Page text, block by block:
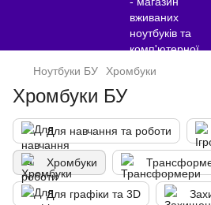
Ноутбуки БУ Хромбуки
Хромбуки БУ
Для навчання та роботи
Хромбуки
Для графіки та 3D